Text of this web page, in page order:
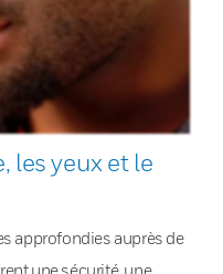
les yeux et le
approfondies auprès de